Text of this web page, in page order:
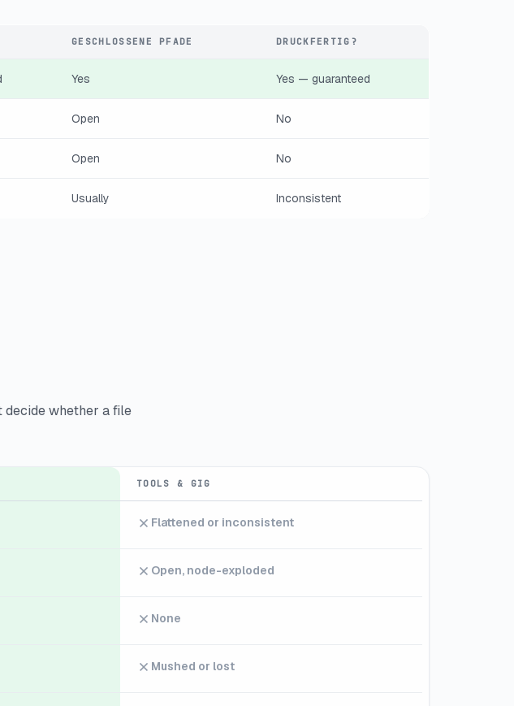
GESCHLOSSENE PFADE DRUCKFERTIG?
Yes Yes — guaranteed
Open No
Open No
Usually Inconsistent
decide whether a file
TOOLS & GIG
Flattened or inconsistent
Open, node-exploded
None
Mushed or lost